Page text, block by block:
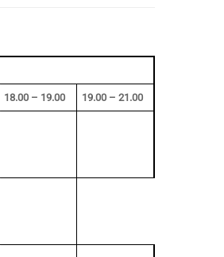
18.00 – 19.00 19.00 – 21.00